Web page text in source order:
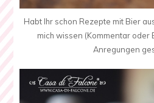
Habt Ihr schon Rezepte mit Bier
mich wissen (Kommentar oder
Anregungen